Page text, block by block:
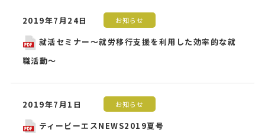
2019年7月24日 お知らせ
就活セミナー～就労移行支援を利用した効率的な就
職活動～
2019年7月1日 お知らせ
ティービーエスNEWS2019夏号